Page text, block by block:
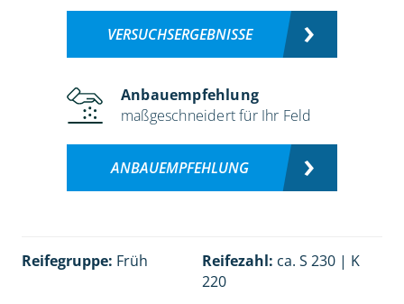
VERSUCHSERGEBNISSE
Anbauempfehlung
maßgeschneidert für Ihr Feld
ANBAUEMPFEHLUNG
Reifegruppe: Früh Reifezahl: ca. S 230 | K
220